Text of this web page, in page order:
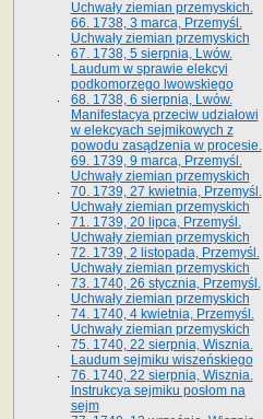
Uchwały ziemian przemyskich­­.
66. 1738, 3 marca, Przemyśl.
Uchwały ziemian przemyskich­
67. 1738, 5 sierpnia, Lwów.
Laudum w sprawie elekcyi
podkomorzego lwowskiego
68. 1738, 6 sierpnia, Lwów.
Manifestacya przeciw udziałowi
w elekcyach sejmikowych z
powodu zasądzenia w procesie.
69. 1739, 9 marca, Przemyśl.
Uchwały ziemian przemyskich
70. 1739, 27 kwietnia, Przemyśl.
Uchwały ziemian przemyskich
71. 1739, 20 lipca, Przemyśl.
Uchwały ziemian przemyskich
72. 1739, 2 listopada, Przemyśl.
Uchwały ziemian przemyskich
73. 1740, 26 stycznia, Przemyśl.
Uchwały ziemian przemyskich
74. 1740, 4 kwietnia, Przemyśl.
Uchwały ziemian przemyskich
75. 1740, 22 sierpnia, Wisznia.
Laudum sejmiku wiszeńskiego
76. 1740, 22 sierpnia, Wisznia.
Instrukcya sejmiku posłom na
sejm